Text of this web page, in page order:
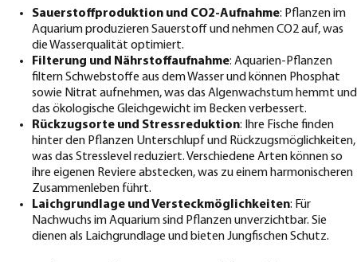
Sauerstoffproduktion und CO2-Aufnahme: Pflanzen im
Aquarium produzieren Sauerstoff und nehmen CO2 auf, was
die Wasserqualität optimiert.
Filterung und Nährstoffaufnahme: Aquarien-Pflanzen
filtern Schwebstoffe aus dem Wasser und können Phosphat
sowie Nitrat aufnehmen, was das Algenwachstum hemmt und
das ökologische Gleichgewicht im Becken verbessert.
Rückzugsorte und Stressreduktion: Ihre Fische finden
hinter den Pflanzen Unterschlupf und Rückzugsmöglichkeiten,
was das Stresslevel reduziert. Verschiedene Arten können so
ihre eigenen Reviere abstecken, was zu einem harmonischeren
Zusammenleben führt.
Laichgrundlage und Versteckmöglichkeiten: Für
Nachwuchs im Aquarium sind Pflanzen unverzichtbar. Sie
dienen als Laichgrundlage und bieten Jungfischen Schutz.